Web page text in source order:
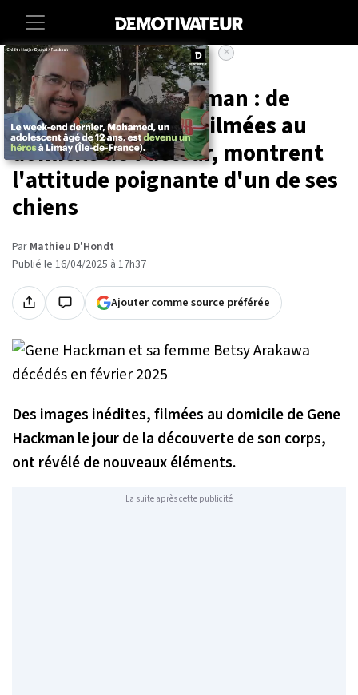
Accueil Societe Entertainment
Mort de Gene Hackman : de
nouvelles images, filmées au
domicile de l'acteur, montrent
l'attitude poignante d'un de ses
chiens
Par Mathieu D'Hondt
Publié le 16/04/2025 à 17h37
Ajouter comme source préférée
Des images inédites, filmées au domicile de Gene
Hackman le jour de la découverte de son corps,
ont révélé de nouveaux éléments.
La suite après cette publicité
×